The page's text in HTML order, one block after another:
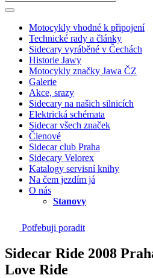
Motocykly vhodné k připojení
Technické rady a články
Sidecary vyráběné v Čechách
Historie Jawy
Motocykly značky Jawa ČZ
Galerie
Akce, srazy
Sidecary na našich silnicích
Elektrická schémata
Sidecar všech značek
Členové
Sidecar club Praha
Sidecary Velorex
Katalogy servisní knihy
Na čem jezdím já
O nás
Stanovy
Potřebuji poradit
Sidecar Ride 2008
Love Ride